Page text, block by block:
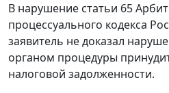
В нарушение статьи 65
процессуального кодекса
заявитель не доказал
органом процедуры
налоговой задолженности.